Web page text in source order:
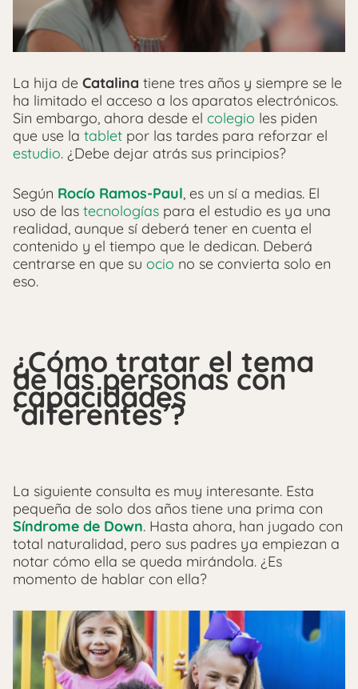
La hija de Catalina tiene tres años y siempre se le
ha limitado el acceso a los aparatos electrónicos.
Sin embargo, ahora desde el colegio les piden
que use la tablet por las tardes para reforzar el
estudio. ¿Debe dejar atrás sus principios?
Según Rocío Ramos-Paul, es un sí a medias. El
uso de las tecnologías para el estudio es ya una
realidad, aunque sí deberá tener en cuenta el
contenido y el tiempo que le dedican. Deberá
centrarse en que su ocio no se convierta solo en
eso.
¿Cómo tratar el tema
de las personas con
capacidades
‘diferentes’?
La siguiente consulta es muy interesante. Esta
pequeña de solo dos años tiene una prima con
Síndrome de Down. Hasta ahora, han jugado con
total naturalidad, pero sus padres ya empiezan a
notar cómo ella se queda mirándola. ¿Es
momento de hablar con ella?